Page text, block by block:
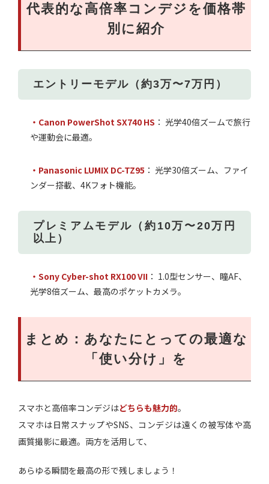
代表的な高倍率コンデジを価格帯
別に紹介
エントリーモデル（約3万〜7万円）
・Canon PowerShot SX740 HS ： 光学40倍ズームで旅行
や運動会に最適。
・Panasonic LUMIX DC-TZ95 ： 光学30倍ズーム、ファイ
ンダー搭載、4Kフォト機能。
プレミアムモデル（約10万〜20万円
以上）
・Sony Cyber-shot RX100 VII ： 1.0型センサー、瞳AF、
光学8倍ズーム、最高のポケットカメラ。
まとめ：あなたにとっての最適な
「使い分け」を
スマホと高倍率コンデジはどちらも魅力的。
スマホは日常スナップやSNS、コンデジは遠くの被写体や高
画質撮影に最適。両方を活用して、
あらゆる瞬間を最高の形で残しましょう！